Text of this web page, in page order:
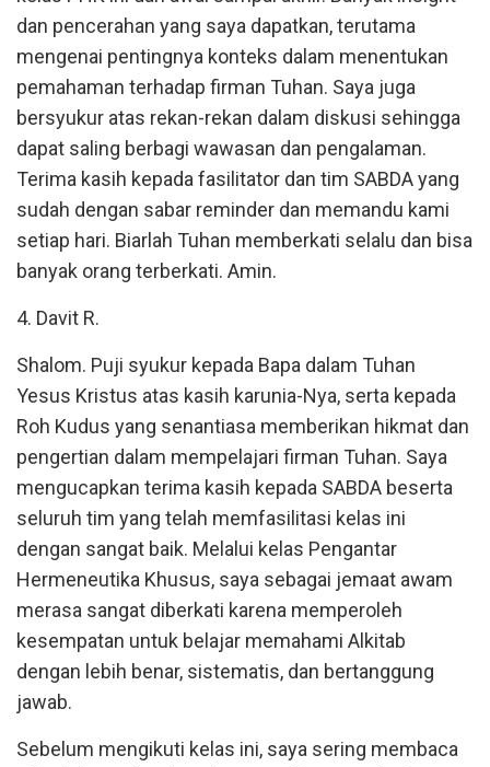
dan pencerahan yang saya dapatkan, terutama
mengenai pentingnya konteks dalam menentukan
pemahaman terhadap firman Tuhan. Saya juga
bersyukur atas rekan-rekan dalam diskusi sehingga
dapat saling berbagi wawasan dan pengalaman.
Terima kasih kepada fasilitator dan tim SABDA yang
sudah dengan sabar reminder dan memandu kami
setiap hari. Biarlah Tuhan memberkati selalu dan bisa
banyak orang terberkati. Amin.
4. Davit R.
Shalom. Puji syukur kepada Bapa dalam Tuhan
Yesus Kristus atas kasih karunia-Nya, serta kepada
Roh Kudus yang senantiasa memberikan hikmat dan
pengertian dalam mempelajari firman Tuhan. Saya
mengucapkan terima kasih kepada SABDA beserta
seluruh tim yang telah memfasilitasi kelas ini
dengan sangat baik. Melalui kelas Pengantar
Hermeneutika Khusus, saya sebagai jemaat awam
merasa sangat diberkati karena memperoleh
kesempatan untuk belajar memahami Alkitab
dengan lebih benar, sistematis, dan bertanggung
jawab.
Sebelum mengikuti kelas ini, saya sering membaca